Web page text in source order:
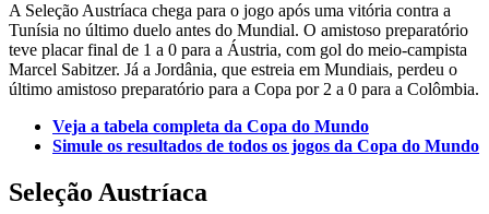
A Seleção Austríaca chega para o jogo após uma vitória contra a
Tunísia no último duelo antes do Mundial. O amistoso preparatório
teve placar final de 1 a 0 para a Áustria, com gol do meio-campista
Marcel Sabitzer. Já a Jordânia, que estreia em Mundiais, perdeu o
último amistoso preparatório para a Copa por 2 a 0 para a Colômbia.
Veja a tabela completa da Copa do Mundo
Simule os resultados de todos os jogos da Copa do Mundo
Seleção Austríaca